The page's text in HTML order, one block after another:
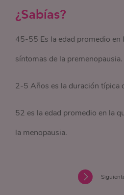
¿Sabías?
45-55 Es la edad promedio en
síntomas de la premenopausia.
2-5 Años es la duración típica
52 es la edad promedio en la
la menopausia.